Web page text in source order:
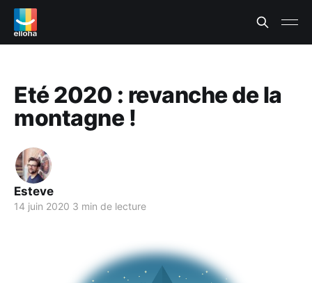
Eté 2020 : revanche de la
montagne !
Esteve
14 juin 2020 3 min de lecture